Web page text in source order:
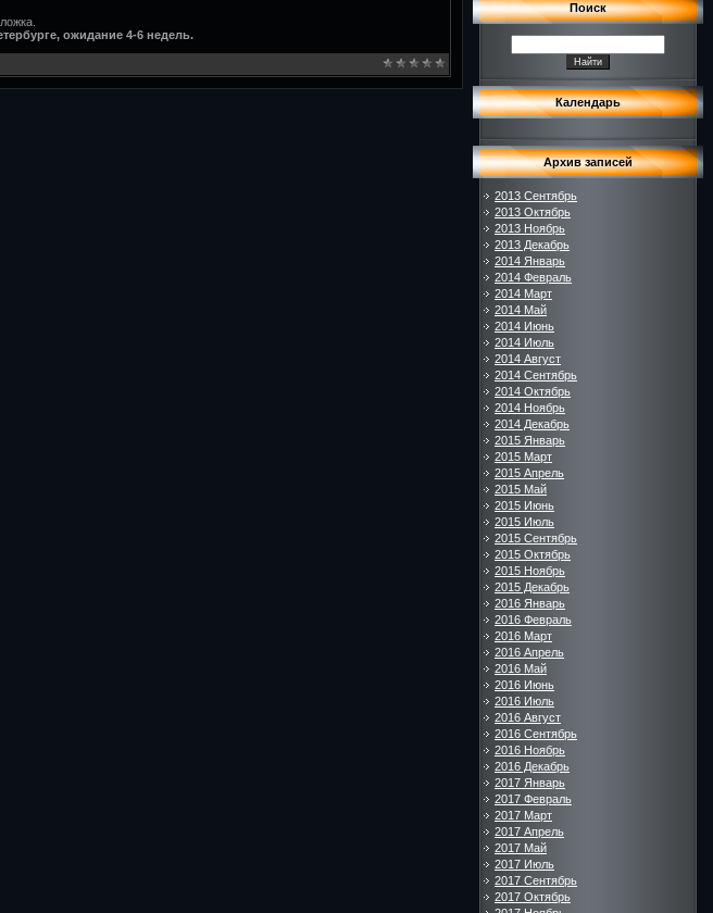
ожидание 4-6 недель.
Поиск
Календарь
Архив записей
2013 Сентябрь
2013 Октябрь
2013 Ноябрь
2013 Декабрь
2014 Январь
2014 Февраль
2014 Март
2014 Май
2014 Июнь
2014 Июль
2014 Август
2014 Сентябрь
2014 Октябрь
2014 Ноябрь
2014 Декабрь
2015 Январь
2015 Март
2015 Апрель
2015 Май
2015 Июнь
2015 Июль
2015 Сентябрь
2015 Октябрь
2015 Ноябрь
2015 Декабрь
2016 Январь
2016 Февраль
2016 Март
2016 Апрель
2016 Май
2016 Июнь
2016 Июль
2016 Август
2016 Сентябрь
2016 Ноябрь
2016 Декабрь
2017 Январь
2017 Февраль
2017 Март
2017 Апрель
2017 Май
2017 Июль
2017 Сентябрь
2017 Октябрь